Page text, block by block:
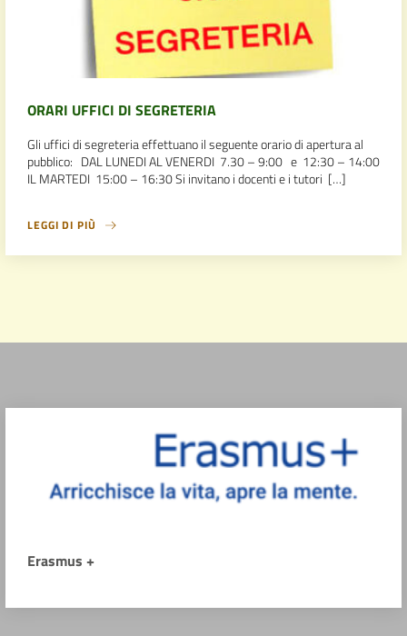
ORARI UFFICI DI SEGRETERIA
Gli uffici di segreteria effettuano il seguente orario di apertura al
pubblico: DAL LUNEDI AL VENERDI 7.30 – 9:00 e 12:30 – 14:00
IL MARTEDI 15:00 – 16:30 Si invitano i docenti e i tutori […]
LEGGI DI PIÙ
Erasmus +